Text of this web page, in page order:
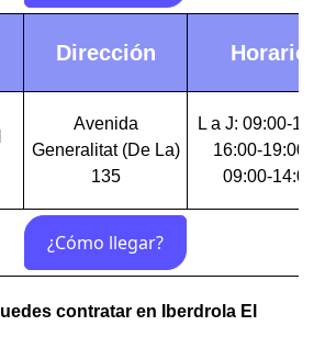
Dirección Horario
Avenida
Generalitat (De La)
135
L a J: 09:00-
16:00-19:00 V:
09:00-14:00
contratar en Iberdrola El